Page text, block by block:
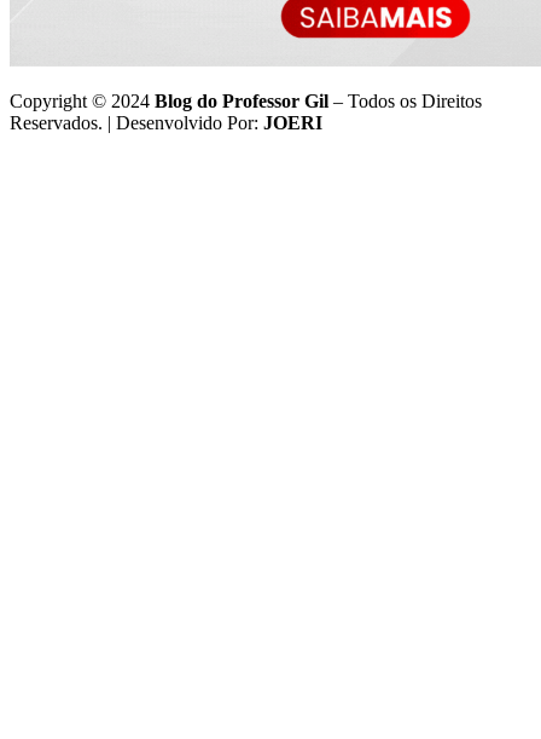
Copyright © 2024 Blog do Professor Gil – Todos os Direitos
Reservados. | Desenvolvido Por: JOERI